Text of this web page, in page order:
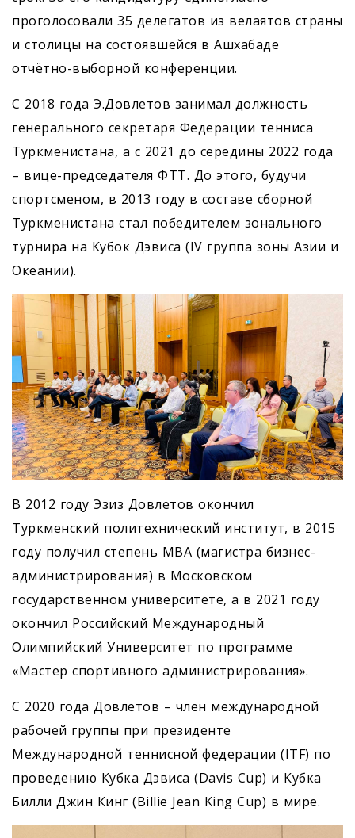
проголосовали 35 делегатов из велаятов страны
и столицы на состоявшейся в Ашхабаде
отчётно-выборной конференции.
С 2018 года Э.Довлетов занимал должность
генерального секретаря Федерации тенниса
Туркменистана, а с 2021 до середины 2022 года
– вице-председателя ФТТ. До этого, будучи
спортсменом, в 2013 году в составе сборной
Туркменистана стал победителем зонального
турнира на Кубок Дэвиса (IV группа зоны Азии и
Океании).
В 2012 году Эзиз Довлетов окончил
Туркменский политехнический институт, в 2015
году получил степень MBA (магистра бизнес-
администрирования) в Московском
государственном университете, а в 2021 году
окончил Российский Международный
Олимпийский Университет по программе
«Мастер спортивного администрирования».
С 2020 года Довлетов – член международной
рабочей группы при президенте
Международной теннисной федерации (ITF) по
проведению Кубка Дэвиса (Davis Cup) и Кубка
Билли Джин Кинг (Billie Jean King Cup) в мире.